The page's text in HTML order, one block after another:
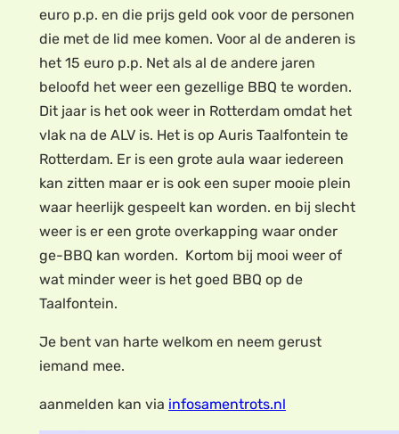
euro p.p. en die prijs geld ook voor de personen
die met de lid mee komen. Voor al de anderen is
het 15 euro p.p. Net als al de andere jaren
beloofd het weer een gezellige BBQ te worden.
Dit jaar is het ook weer in Rotterdam omdat het
vlak na de ALV is. Het is op Auris Taalfontein te
Rotterdam. Er is een grote aula waar iedereen
kan zitten maar er is ook een super mooie plein
waar heerlijk gespeelt kan worden. en bij slecht
weer is er een grote overkapping waar onder
ge-BBQ kan worden. Kortom bij mooi weer of
wat minder weer is het goed BBQ op de
Taalfontein.
Je bent van harte welkom en neem gerust
iemand mee.
aanmelden kan via infosamentrots.nl